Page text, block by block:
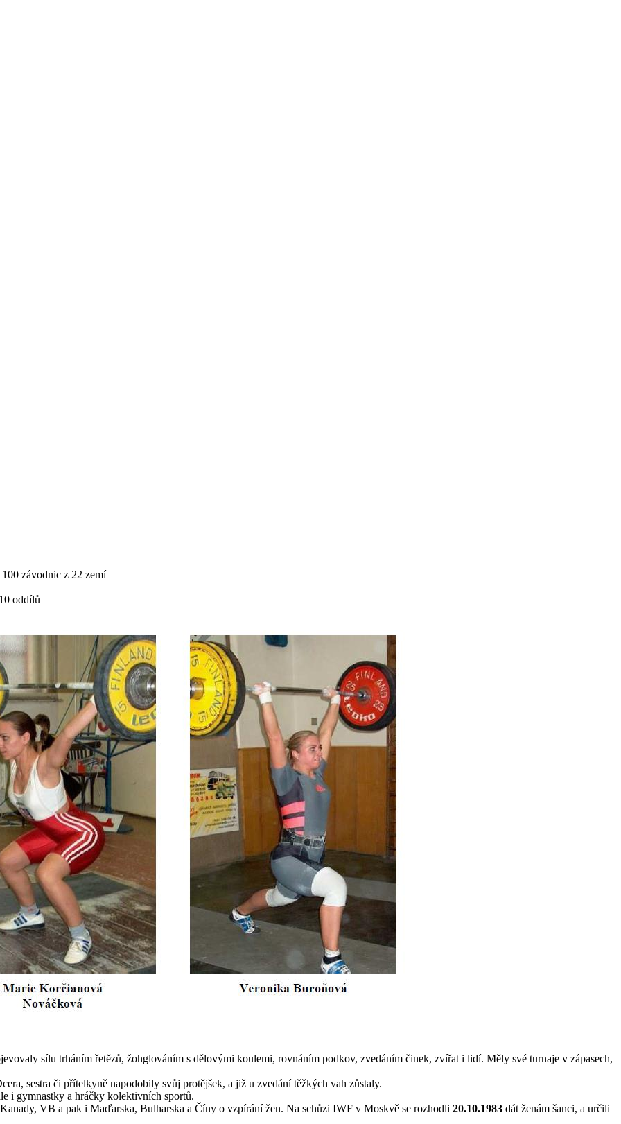
závodnic z 22 zemí
oddílů
sílu trháním řetězů, žohglováním s dělovými koulemi, rovnáním podkov, zvedáním činek, zvířat i lidí. Měly své turnaje v zápasech,
sestra či přítelkyně napodobily svůj protějšek, a již u zvedání těžkých vah zůstaly.
i gymnastky a hráčky kolektivních sportů.
VB a pak i Maďarska, Bulharska a Číny o vzpírání žen. Na schůzi IWF v Moskvě se rozhodli 20.10.1983 dát ženám šanci, a určili